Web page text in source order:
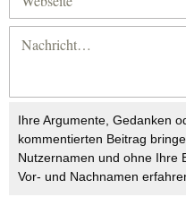
Ihre Argumente, Gedanken
kommentierten Beitrag
Nutzernamen und ohne Ihre
Vor- und Nachnamen